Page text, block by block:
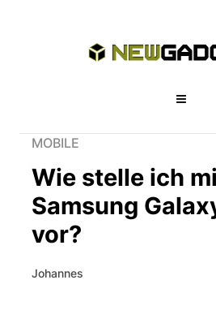
MOBILE
Wie stelle ich
Samsung
vor?
Johannes